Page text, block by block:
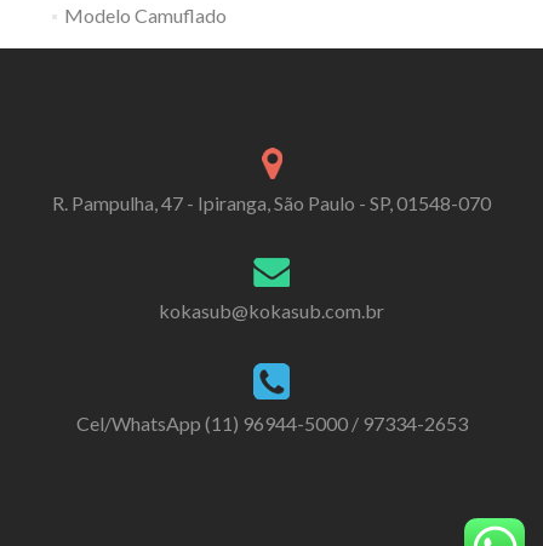
Modelo Camuflado
R. Pampulha, 47 - Ipiranga, São Paulo - SP, 01548-070
kokasub@kokasub.com.br
Cel/WhatsApp (11) 96944-5000 / 97334-2653